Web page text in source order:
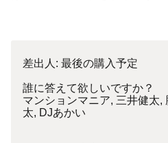
差出人: 最後の購入予定
誰に答えて欲しいですか？
マンションマニア, 三井健太,
太, DJあかい